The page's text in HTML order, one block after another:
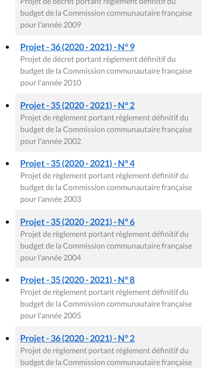
budget de la Commission communautaire française
pour l'année 2009
Projet - 36 (2020 - 2021) - N° 9
Projet de décret portant règlement définitif du
budget de la Commission communautaire française
pour l'année 2010
Projet - 35 (2020 - 2021) - N° 2
Projet de règlement portant règlement définitif du
budget de la Commission communautaire française
pour l'année 2002
Projet - 35 (2020 - 2021) - N° 4
Projet de règlement portant règlement définitif du
budget de la Commission communautaire française
pour l'année 2003
Projet - 35 (2020 - 2021) - N° 6
Projet de règlement portant règlement définitif du
budget de la Commission communautaire française
pour l'année 2004
Projet - 35 (2020 - 2021) - N° 8
Projet de règlement portant règlement définitif du
budget de la Commission communautaire française
pour l'année 2005
Projet - 36 (2020 - 2021) - N° 2
Projet de règlement portant règlement définitif du
budget de la Commission communautaire française